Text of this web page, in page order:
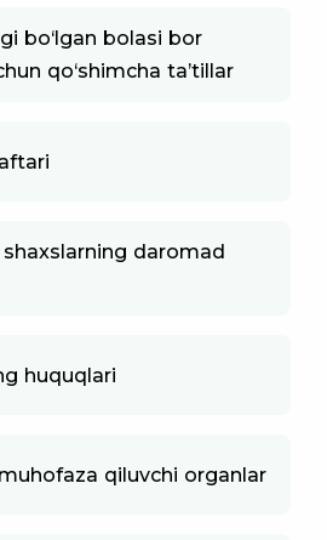
bo‘lgan bolasi bor
qo‘shimcha ta’tillar
daromad
huquqlari
qiluvchi organlar